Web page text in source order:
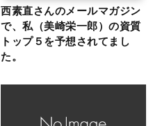
西素直さんのメールマガジン
で、私（美崎栄一郎）の資質
トップ５を予想されてまし
た。